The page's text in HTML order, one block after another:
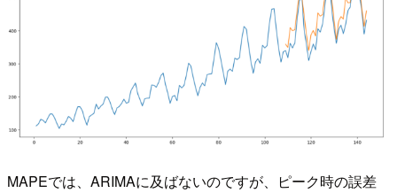
MAPEでは、ARIMAに及ばないのですが、ピーク時の誤差